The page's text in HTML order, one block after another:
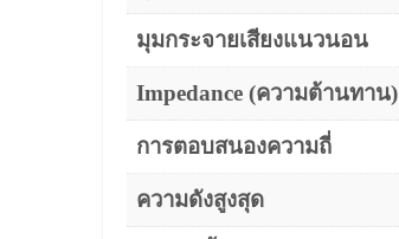
มุมกระจายเสียงแนวนอน
Impedance (ความต้านทาน)
การตอบสนองความถี่
ความดังสูงสุด